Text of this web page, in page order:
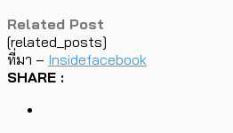
Related Post
[related_posts]
ที่มา – Insidefacebook
SHARE :